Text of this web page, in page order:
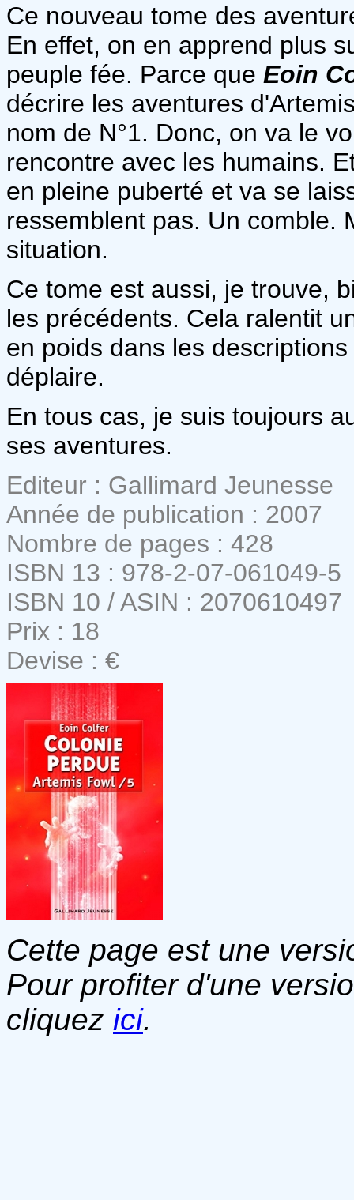
Ce nouveau tome des
En effet, on en apprend plus
peuple fée. Parce que Eoin
décrire les aventures
nom de N°1. Donc, on va le
rencontre avec les humains.
en pleine puberté et va se
ressemblent pas. Un comble.
situation.
Ce tome est aussi, je trouve,
les précédents. Cela ralentit
en poids dans les
déplaire.
En tous cas, je suis toujours
ses aventures.
Editeur : Gallimard Jeunesse
Année de publication : 2007
Nombre de pages : 428
ISBN 13 : 978-2-07-061049-5
ISBN 10 / ASIN : 2070610497
Prix : 18
Devise : €
Cette page est une
Pour profiter d'une
cliquez ici.